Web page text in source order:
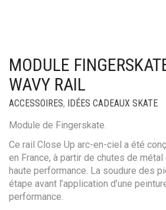
MODULE
WAVY RAIL
ACCESSOIRES,
IDÉES CADEAUX SKATE
Module de Fingerskate.
Ce rail Close Up arc-en-ciel a été
en France, à partir de chutes de
haute performance. La soudure des
étape avant l’application d’une
performance.